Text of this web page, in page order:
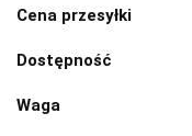
Cena przesyłki
Dostępność
Waga